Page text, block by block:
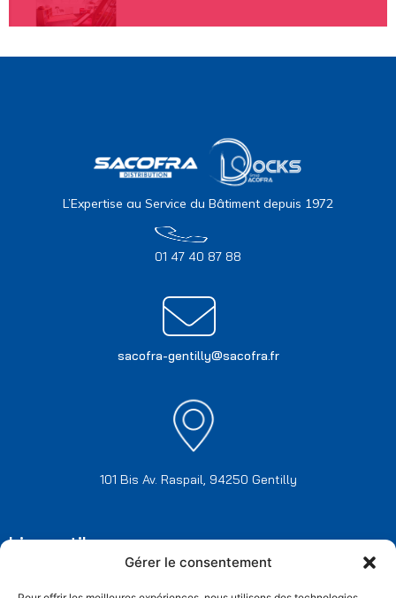
Gérer le consentement
L’Expertise au Service du Bâtiment depuis 1972
01 47 40 87 88
sacofra-gentilly@sacofra.fr
101 Bis Av. Raspail, 94250 Gentilly
Liens utiles
Politique de confidentialité